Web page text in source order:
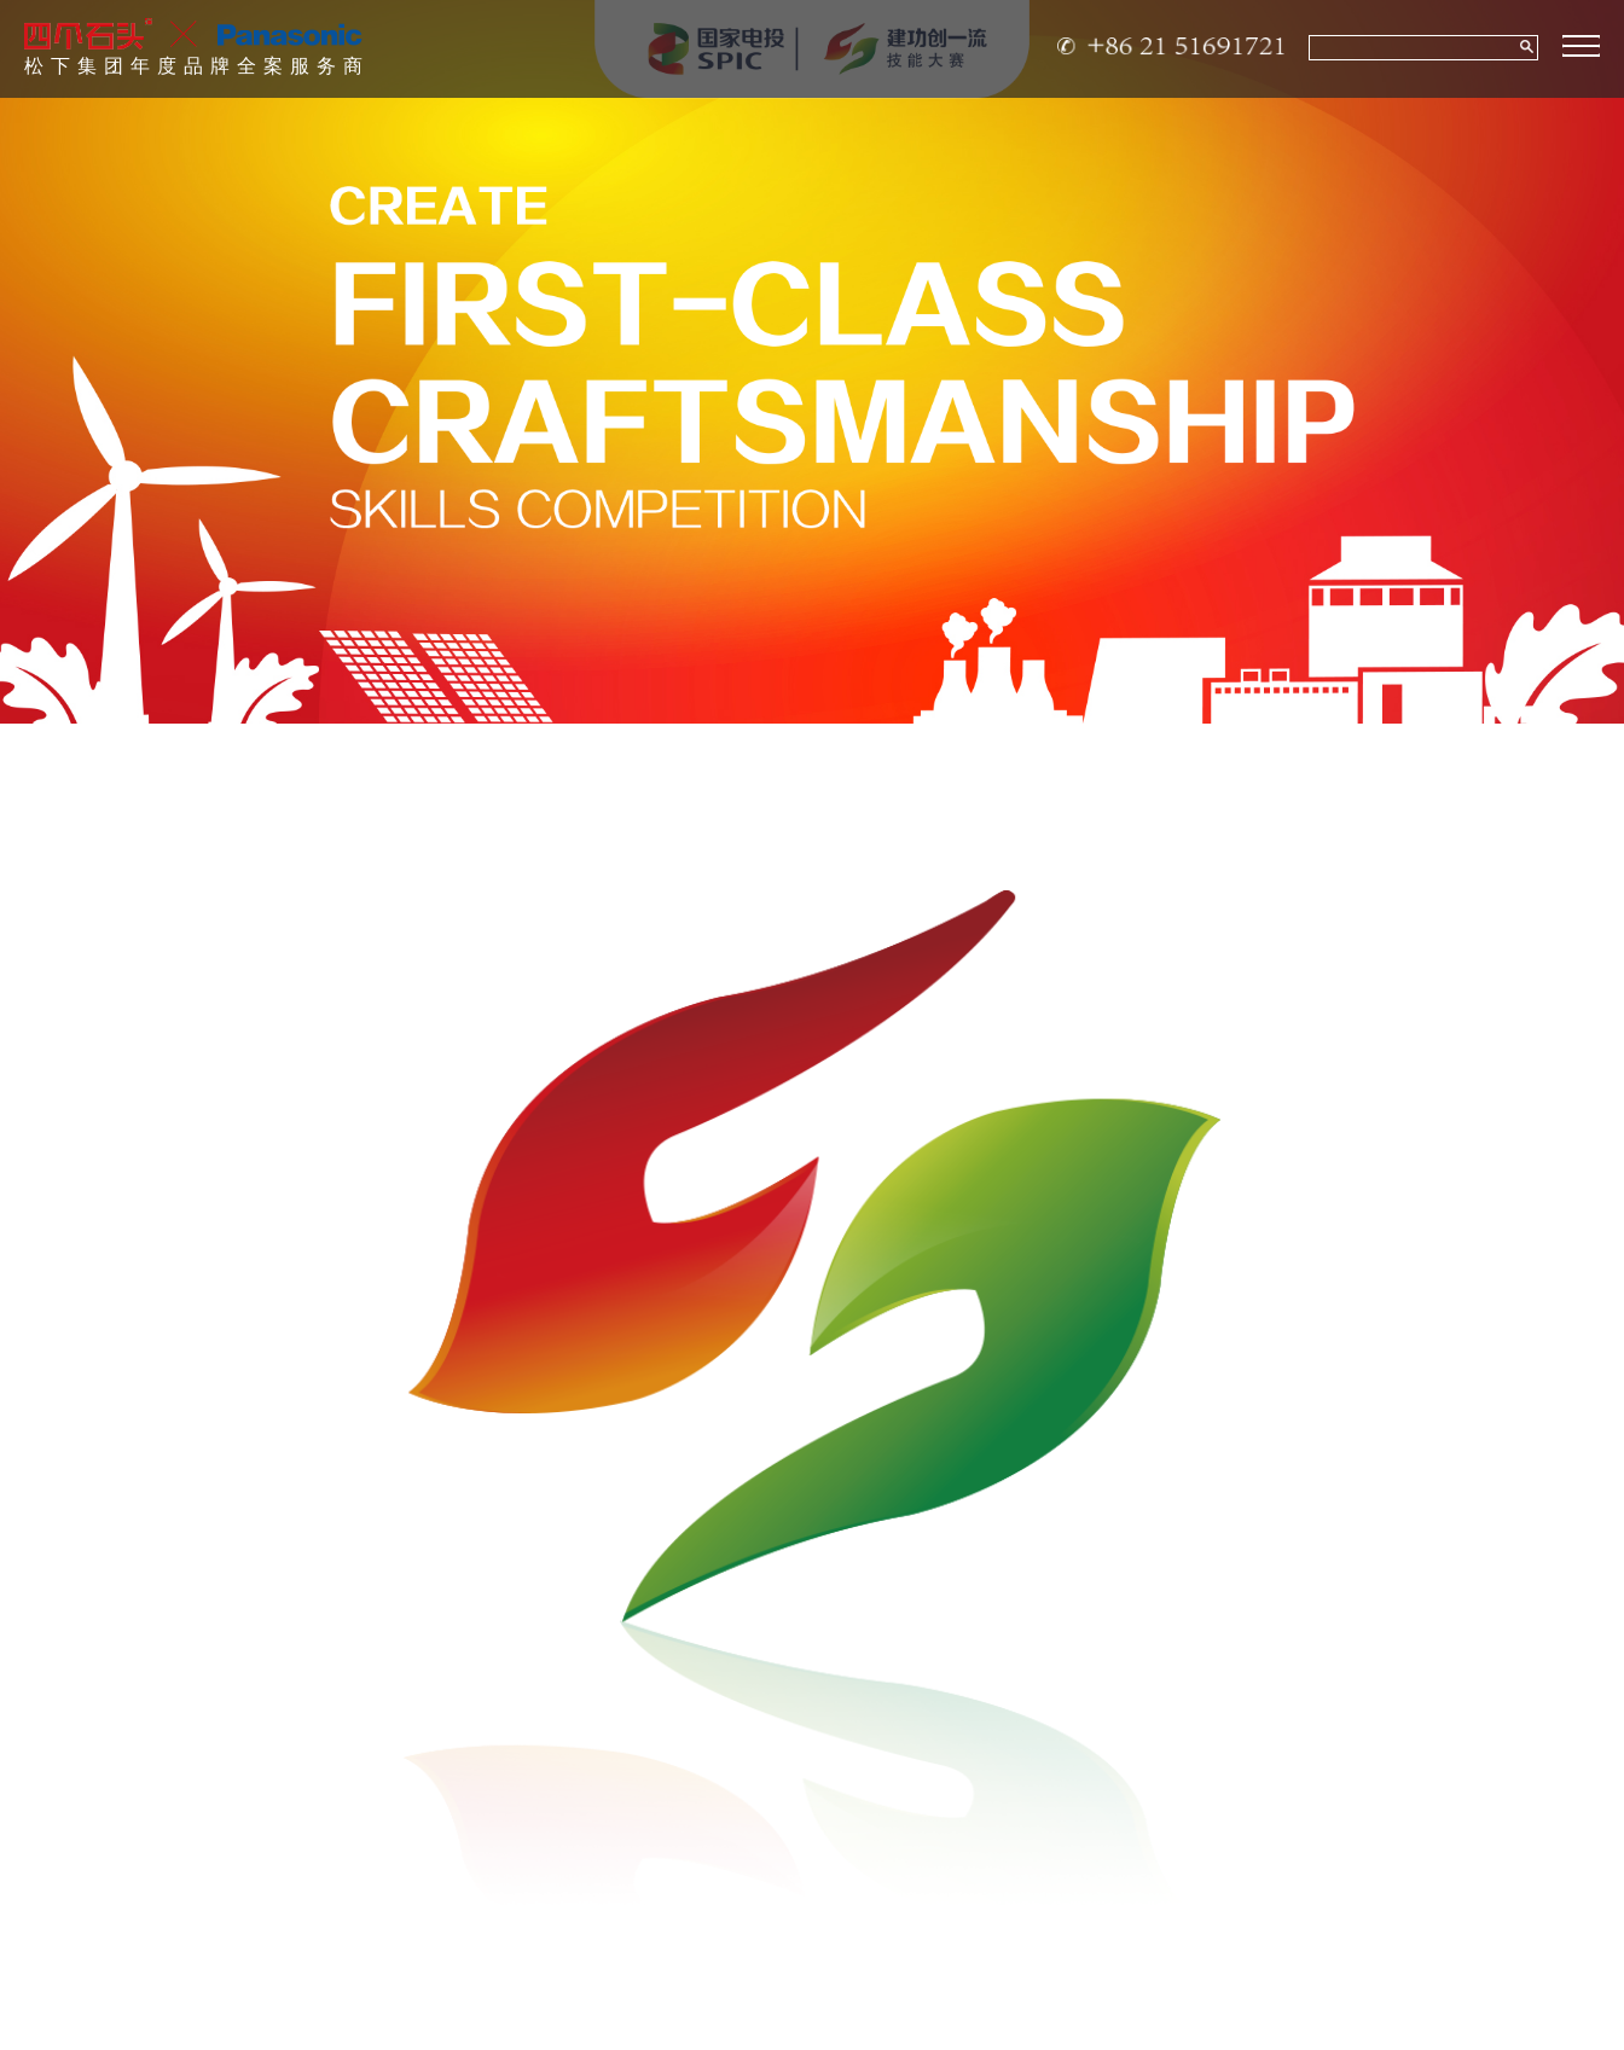
东方航空年度品牌全案服务商